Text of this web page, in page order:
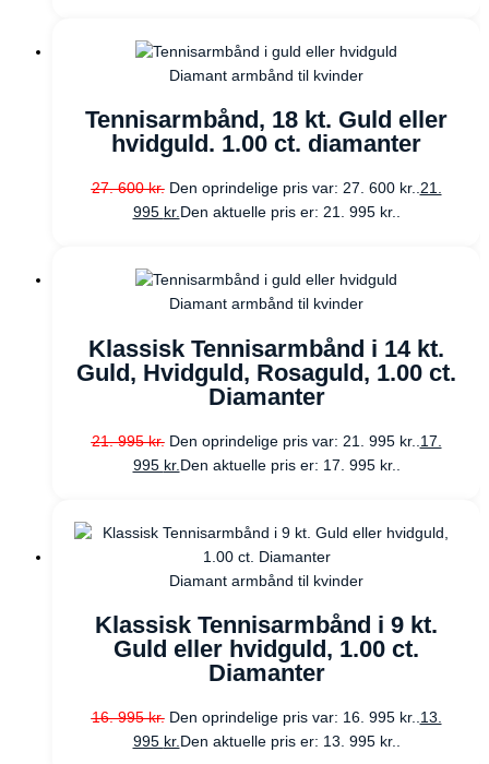
Diamant armbånd til kvinder
Tennisarmbånd, 18 kt. Guld eller
hvidguld. 1.00 ct. diamanter
27. 600kr. Den oprindelige pris var: 27. 600 kr..21.
995 kr. Den aktuelle pris er: 21. 995 kr..
Diamant armbånd til kvinder
Klassisk Tennisarmbånd i 14 kt.
Guld, Hvidguld, Rosaguld, 1.00 ct.
Diamanter
21. 995kr. Den oprindelige pris var: 21. 995 kr.. 17.
995 kr. Den aktuelle pris er: 17. 995 kr..
Diamant armbånd til kvinder
Klassisk Tennisarmbånd i 9 kt.
Guld eller hvidguld, 1.00 ct.
Diamanter
16. 995kr. Den oprindelige pris var: 16. 995 kr.. 13.
995 kr. Den aktuelle pris er: 13. 995 kr..